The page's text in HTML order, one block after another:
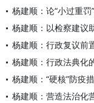
杨建顺：论“小过重罚
杨建顺：以检察建议
杨建顺：行政法典
杨建顺：“硬核”防疫
杨建顺：营造法治化